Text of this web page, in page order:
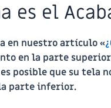
es el
en nuestro artículo «
en la parte
posible que su tela
parte inferior.